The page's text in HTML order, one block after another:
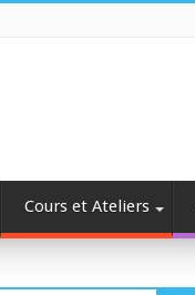
Cours et Ateliers